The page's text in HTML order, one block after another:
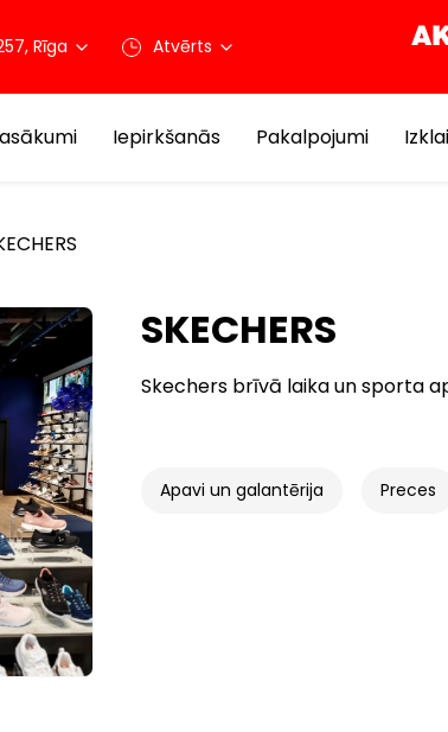
Rīga Atvērts
Iepirkšanās Pakalpojumi
SKECHERS
Skechers brīvā laika un sporta
Apavi un galantērija Preces